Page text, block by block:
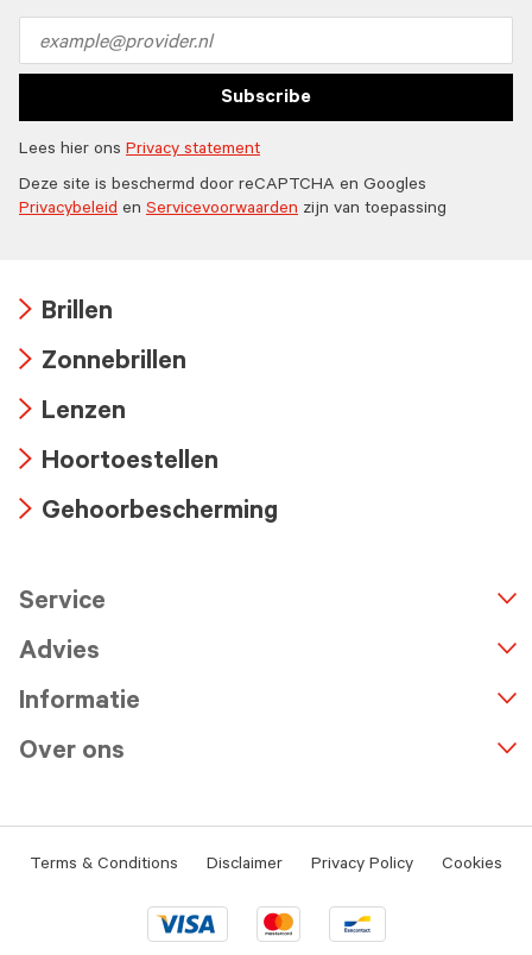
address
Subscribe
Lees hier ons Privacy statement
Deze site is beschermd door reCAPTCHA en Googles
Privacybeleid en Servicevoorwaarden zijn van toepassing
icon
Brillen
icon
Zonnebrillen
icon
Lenzen
icon
Hoortoestellen
Gehoorbescherming
Service
Advies
Informatie
Over ons
Terms & Conditions Disclaimer Privacy Policy Cookies
Visa
logo
Mastercard
logo
Bancontact
logo